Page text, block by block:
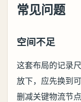
常见问题
空间不足
这套布局的记录
放下，应先换到
删减关键物流节点